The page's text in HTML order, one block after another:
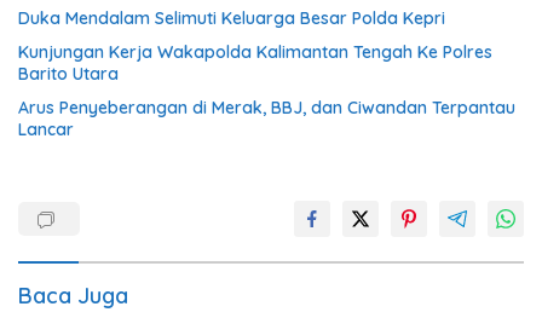
Duka Mendalam Selimuti Keluarga Besar Polda Kepri
Kunjungan Kerja Wakapolda Kalimantan Tengah Ke Polres
Barito Utara
Arus Penyeberangan di Merak, BBJ, dan Ciwandan Terpantau
Lancar
Baca Juga